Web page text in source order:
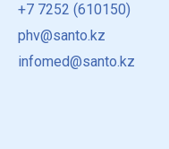
+7 7252 (610150)
phv@santo.kz
infomed@santo.kz